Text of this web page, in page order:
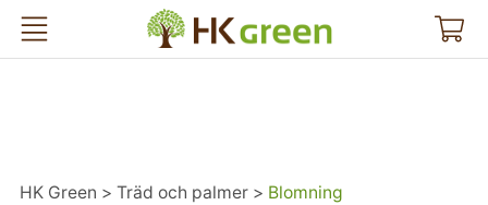
HK Green
HK Green Träd och palmer Blomning